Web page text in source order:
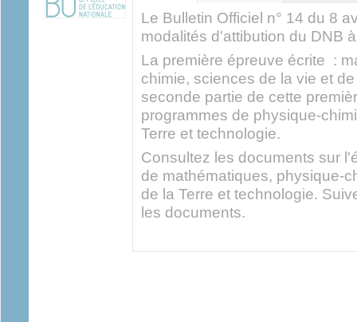
actif)
Le Bulletin Officiel n° 14 du 8
modalités d'attibution du DNB
La première épreuve écrite :
chimie, sciences de la vie et
seconde partie de cette
programmes de physique-
Terre et technologie.
Consultez les documents sur
de mathématiques, physique-
de la Terre et technologie.
les documents.